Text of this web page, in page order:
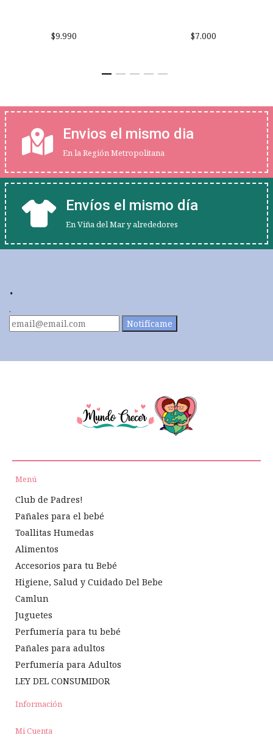
$9.990 $7.000
Envios el mismo dia
En la Región Metropolitana
Envíos el mismo día
En Viña del Mar y alrededores
.
.
Notifícame
Menú
Club de Padres!
Pañales para el bebé
Toallitas Humedas
Alimentos
Accesorios para tu Bebé
Higiene, Salud y Cuidado Del Bebe
Camlun
Juguetes
Perfumería para tu bebé
Pañales para adultos
Perfumería para Adultos
LEY DEL CONSUMIDOR
Información
Mi Cuenta